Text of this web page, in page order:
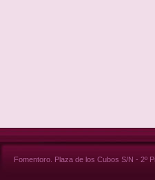
Fomentoro. Plaza de los Cubos S/N - 2º